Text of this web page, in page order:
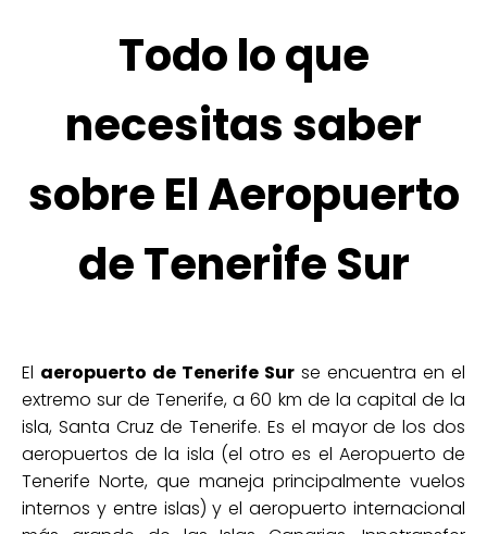
Todo lo que
necesitas saber
sobre El Aeropuerto
de Tenerife Sur
El aeropuerto de Tenerife Sur se encuentra en el
extremo sur de Tenerife, a 60 km de la capital de la
isla, Santa Cruz de Tenerife. Es el mayor de los dos
aeropuertos de la isla (el otro es el Aeropuerto de
Tenerife Norte, que maneja principalmente vuelos
internos y entre islas) y el aeropuerto internacional